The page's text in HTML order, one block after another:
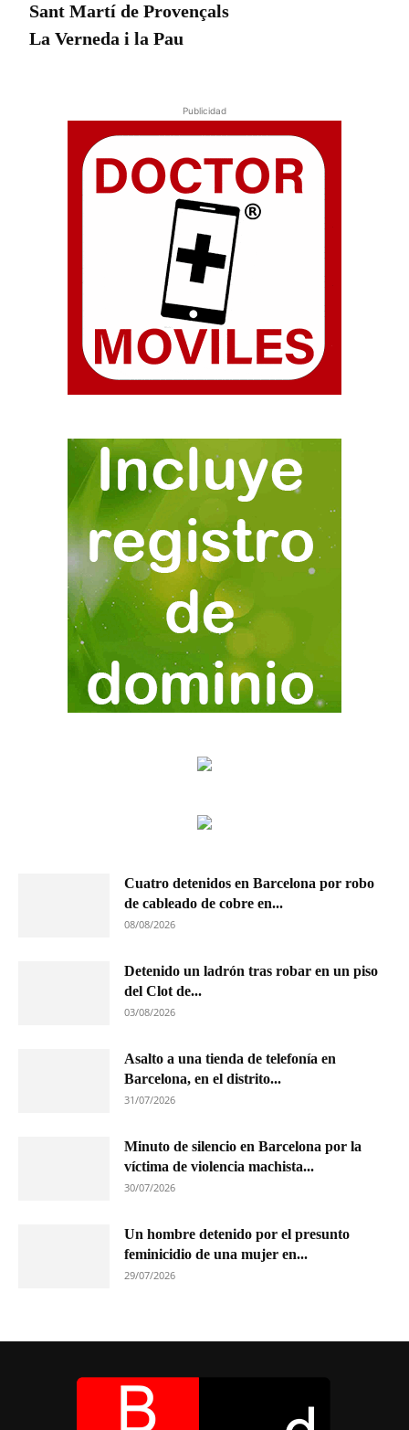
Sant Martí de Provençals
La Verneda i la Pau
Publicidad
Cuatro detenidos en Barcelona por robo
de cableado de cobre en...
08/08/2026
Detenido un ladrón tras robar en un piso
del Clot de...
03/08/2026
Asalto a una tienda de telefonía en
Barcelona, en el distrito...
31/07/2026
Minuto de silencio en Barcelona por la
víctima de violencia machista...
30/07/2026
Un hombre detenido por el presunto
feminicidio de una mujer en...
29/07/2026